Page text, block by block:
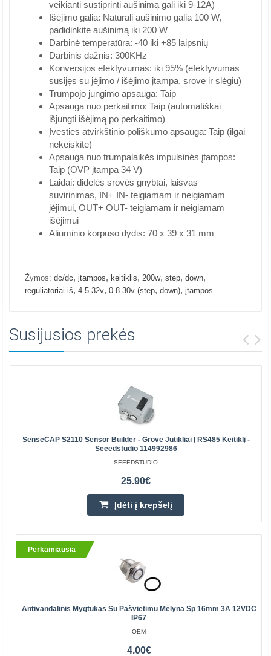
veikianti sustiprinti aušinimą gali iki 9-12A)
Išėjimo galia: Natūrali aušinimo galia 100 W,
padidinkite aušinimą iki 200 W
Darbinė temperatūra: -40 iki +85 laipsnių
Darbinis dažnis: 300KHz
Konversijos efektyvumas: iki 95% (efektyvumas
susijęs su įėjimo / išėjimo įtampa, srove ir slėgiu)
Trumpojo jungimo apsauga: Taip
Apsauga nuo perkaitimo: Taip (automatiškai
išjungti išėjimą po perkaitimo)
Įvesties atvirkštinio poliškumo apsauga: Taip (ilgai
nekeiskite)
Apsauga nuo trumpalaikės impulsinės įtampos:
Taip (OVP įtampa 34 V)
Laidai: didelės srovės gnybtai, laisvas
suvirinimas, IN+ IN- teigiamam ir neigiamam
įėjimui, OUT+ OUT- teigiamam ir neigiamam
išėjimui
Aliuminio korpuso dydis: 70 x 39 x 31 mm
Žymos: dc/dc, įtampos, keitiklis, 200w, step, down,
reguliatoriai iš, 4.5-32v, 0.8-30v (step, down), įtampos
Susijusios prekės
SenseCAP S2110 Sensor Builder - Grove Jutikliai Į RS485 Keitiklį -
Seeedstudio 114992986
SEEEDSTUDIO
25.90€
Įdėti į krepšelį
Perkamiausia
Antivandalinis Mygtukas Su Pašvietimu Mėlyna Sp 16mm 3A 12VDC
IP67
OEM
4.00€